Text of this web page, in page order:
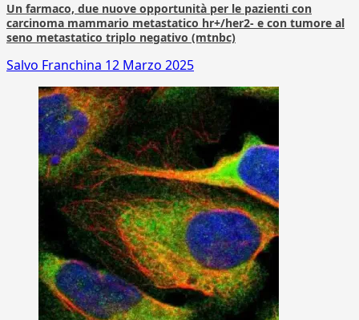
Un farmaco, due nuove opportunità per le pazienti con
carcinoma mammario metastatico hr+/her2- e con tumore al
seno metastatico triplo negativo (mtnbc)
Salvo Franchina 12 Marzo 2025